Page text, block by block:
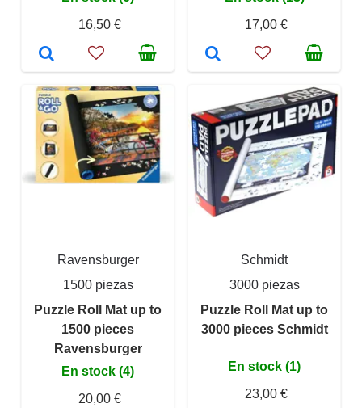
16,50 €
17,00 €
Ravensburger
1500 piezas
Puzzle Roll Mat up to
1500 pieces
Ravensburger
En stock (4)
20,00 €
Schmidt
3000 piezas
Puzzle Roll Mat up to
3000 pieces Schmidt
En stock (1)
23,00 €